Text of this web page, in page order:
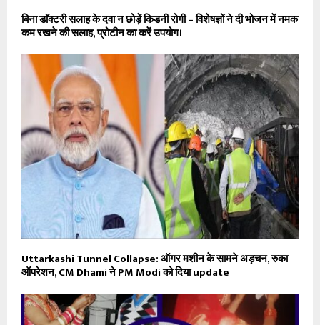
बिना डाॅक्टरी सलाह के दवा न छोड़ें किडनी रोगी – विशेषज्ञों ने दी भोजन में नमक
कम रखने की सलाह, प्रोटीन का करें उपयोग।
Uttarkashi Tunnel Collapse: ऑगर मशीन के सामने अड़चन, रुका
ऑपरेशन, CM Dhami ने PM Modi को दिया update